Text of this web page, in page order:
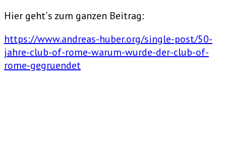
Hier geht´s zum ganzen Beitrag:
https://www.andreas-huber.org/single-post/50-
jahre-club-of-rome-warum-wurde-der-club-of-
rome-gegruendet